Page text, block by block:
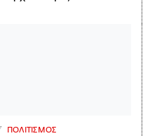
ΠΟΛΙΤΙΣΜΟΣ